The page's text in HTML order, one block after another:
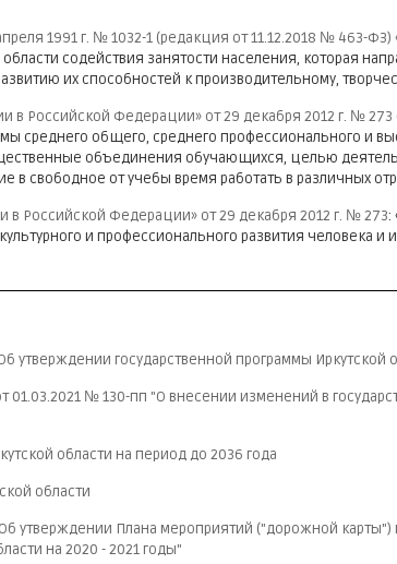
1991 г. № 1032-1 (редакция от 11.12.2018 № 463-
содействия занятости населения, которая
их способностей к производительному,
в Российской Федерации» от 29 декабря 2012 г. № 273
среднего общего, среднего профессионального и
объединения обучающихся, целью
в свободное от учебы время работать в различных
в Российской Федерации» от 29 декабря 2012 г. № 273:
и профессионального развития человека и
утверждении государственной программы Иркутской
01.03.2021 № 130-пп "О внесении изменений в
области на период до 2036 года
области
утверждении Плана мероприятий ("дорожной
на 2020 - 2021 годы"